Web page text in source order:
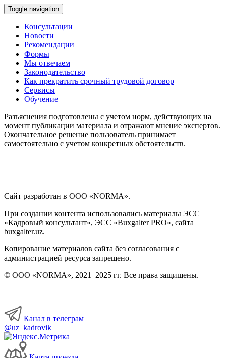
Toggle navigation
Консультации
Новости
Рекомендации
Формы
Мы отвечаем
Законодательство
Как прекратить срочный трудовой договор
Сервисы
Обучение
Разъяснения подготовлены с учетом норм, действующих на
момент публикации материала и отражают мнение экспертов.
Окончательное решение пользователь принимает
самостоятельно с учетом конкретных обстоятельств.
Сайт разработан в ООО «NORMA».
При создании контента использовались материалы ЭСС
«Кадровый консультант», ЭСС «Buxgalter PRO», сайта
buxgalter.uz.
Копирование материалов сайта без согласования с
администрацией ресурса запрещено.
© ООО «NORMA», 2021–2025 гг. Все права защищены.
Канал в телеграм
@uz_kadrovik